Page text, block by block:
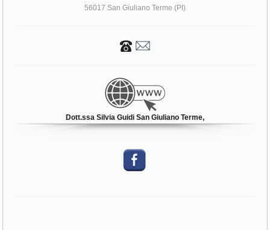
56017 San Giuliano Terme (PI)
Dott.ssa Silvia Guidi San Giuliano Terme,